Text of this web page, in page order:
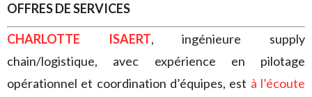
OFFRES DE SERVICES
CHARLOTTE ISAERT, ingénieure supply
chain/logistique, avec expérience en pilotage
opérationnel et coordination d’équipes, est à l’écoute